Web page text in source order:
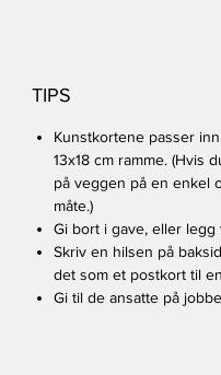
TIPS
Kunstkortene passer
13x18 cm ramme. (Hvis
på veggen på en enkel
måte.)
Gi bort i gave, eller legg
Skriv en hilsen på
det som et postkort til
Gi til de ansatte på